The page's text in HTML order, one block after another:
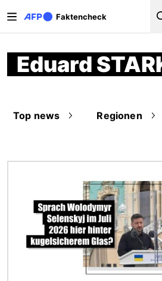
Faktencheck
Eduard
Top news Regionen